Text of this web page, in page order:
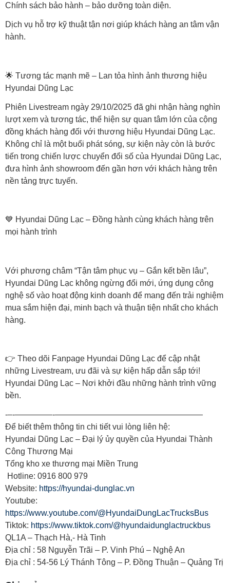
Chính sách bảo hành – bảo dưỡng toàn diện.
Dịch vụ hỗ trợ kỹ thuật tận nơi giúp khách hàng an tâm vận
hành.
🌟 Tương tác mạnh mẽ – Lan tỏa hình ảnh thương hiệu
Hyundai Dũng Lạc
Phiên Livestream ngày 29/10/2025 đã ghi nhận hàng nghìn
lượt xem và tương tác, thể hiện sự quan tâm lớn của cộng
đồng khách hàng đối với thương hiệu Hyundai Dũng Lạc.
Không chỉ là một buổi phát sóng, sự kiện này còn là bước
tiến trong chiến lược chuyển đổi số của Hyundai Dũng Lạc,
đưa hình ảnh showroom đến gần hơn với khách hàng trên
nền tảng trực tuyến.
💙 Hyundai Dũng Lạc – Đồng hành cùng khách hàng trên
mọi hành trình
Với phương châm “Tận tâm phục vụ – Gắn kết bền lâu”,
Hyundai Dũng Lạc không ngừng đổi mới, ứng dụng công
nghệ số vào hoạt động kinh doanh để mang đến trải nghiệm
mua sắm hiện đại, minh bạch và thuận tiện nhất cho khách
hàng.
👉 Theo dõi Fanpage Hyundai Dũng Lạc để cập nhật
những Livestream, ưu đãi và sự kiện hấp dẫn sắp tới!
Hyundai Dũng Lạc – Nơi khởi đầu những hành trình vững
bền.
‐–‐————–‐——————————————————
Để biết thêm thông tin chi tiết vui lòng liên hệ:
Hyundai Dũng Lạc – Đại lý ủy quyền của Hyundai Thành
Công Thương Mại
Tổng kho xe thương mại Miền Trung
Hotline: 0916 800 979
Website: https://hyundai-dunglac.vn
Youtube:
https://www.youtube.com/@HyundaiDungLacTrucksBus
Tiktok: https://www.tiktok.com/@hyundaidunglactruckbus
QL1A – Thạch Hà,- Hà Tinh
Địa chỉ : 58 Nguyễn Trãi – P. Vinh Phú – Nghệ An
Địa chỉ : 54-56 Lý Thánh Tông – P. Đồng Thuận – Quảng Trị